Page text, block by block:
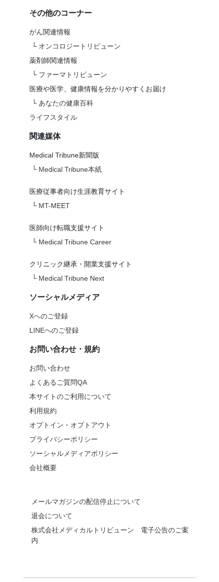
その他のコーナー
がん関連情報
└ オンコロジートリビューン
薬剤師関連情報
└ ファーマトリビューン
医療や医学、健康情報を分かりやすくお届け
└ あなたの健康百科
ライフスタイル
関連媒体
Medical Tribune新聞版
└ Medical Tribune本紙
医療従事者向け生涯教育サイト
└ MT-MEET
医師向け転職支援サイト
└ Medical Tribune Career
クリニック継承・開業支援サイト
└ Medical Tribune Next
ソーシャルメディア
Xへのご登録
LINEへのご登録
お問い合わせ・規約
お問い合わせ
よくあるご質問QA
本サイトのご利用について
利用規約
オプトイン・オプトアウト
プライバシーポリシー
ソーシャルメディアポリシー
会社概要
メールマガジンの配信停止について
退会について
株式会社メディカルトリビューン 電子公告のご案
内